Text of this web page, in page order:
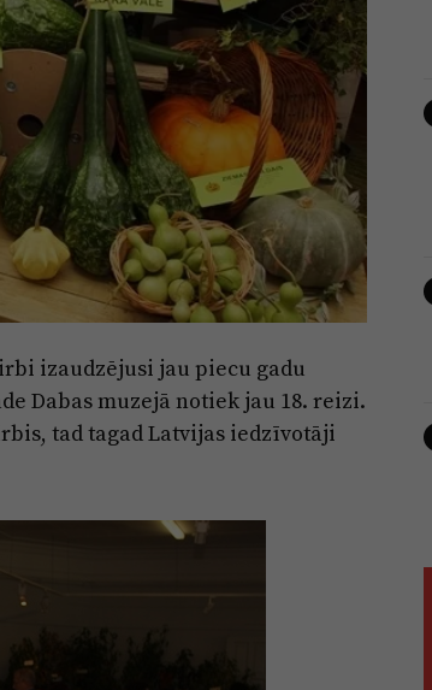
izaudzējusi jau piecu gadu
Dabas muzejā notiek jau 18. reizi.
tad tagad Latvijas iedzīvotāji